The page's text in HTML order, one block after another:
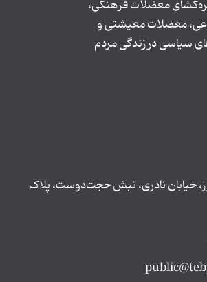
معضلات فرهنگی،
معضلات معیشتی و
سیاسی در زندگی مردم
خیابان نادری، نبش حجت‌دوست، پلاک